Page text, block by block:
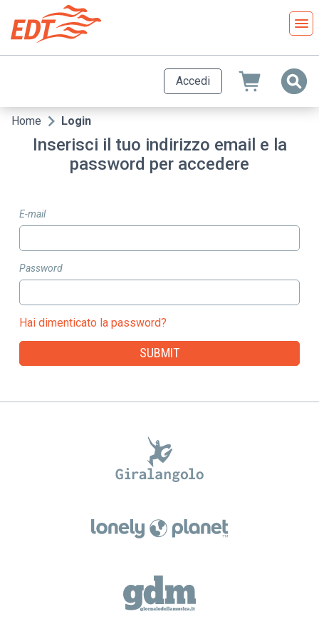
contenuto
principale
Accedi
Briciole
Home Login
Inserisci il tuo indirizzo email e la
password per accedere
E-mail
Password
Hai dimenticato la password?